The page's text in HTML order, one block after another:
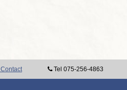
Contact Tel 075-256-4863